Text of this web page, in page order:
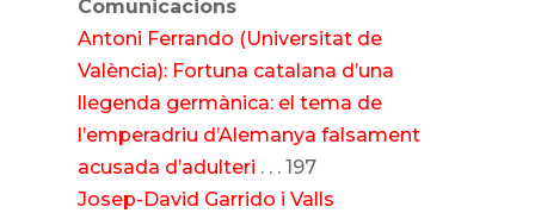
Comunicacions
Antoni Ferrando (Universitat de
València): Fortuna catalana d’una
llegenda germànica: el tema de
l’emperadriu d’Alemanya falsament
acusada d’adulteri . . . 197
Josep-David Garrido i Valls